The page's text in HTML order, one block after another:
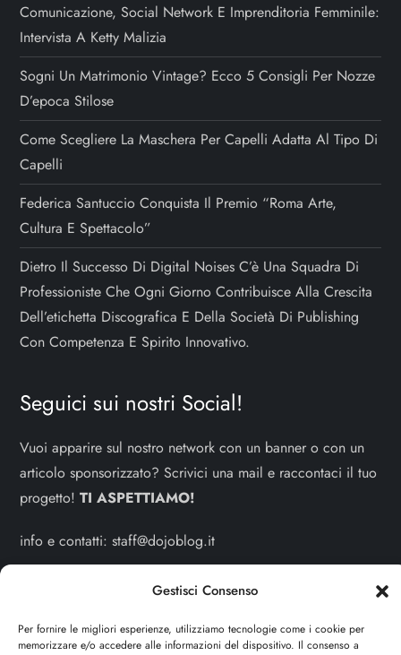
Gestisci Consenso
Per fornire le migliori esperienze, utilizziamo tecnologie come i cookie per
memorizzare e/o accedere alle informazioni del dispositivo. Il consenso a
Comunicazione, Social Network E Imprenditoria Femminile:
Intervista A Ketty Malizia
Sogni Un Matrimonio Vintage? Ecco 5 Consigli Per Nozze
D’epoca Stilose
Come Scegliere La Maschera Per Capelli Adatta Al Tipo Di
Capelli
Federica Santuccio Conquista Il Premio “Roma Arte,
Cultura E Spettacolo”
Dietro Il Successo Di Digital Noises C’è Una Squadra Di
Professioniste Che Ogni Giorno Contribuisce Alla Crescita
Dell’etichetta Discografica E Della Società Di Publishing
Con Competenza E Spirito Innovativo.
Seguici sui nostri Social!
Vuoi apparire sul nostro network con un banner o con un
articolo sponsorizzato? Scrivici una mail e raccontaci il tuo
progetto!TI ASPETTIAMO!
info e contatti:staff@dojoblog.it
dojodonna.it è un progetto facente parte del network
legale in Via delle Sirene 34 - Roma - P.iva: